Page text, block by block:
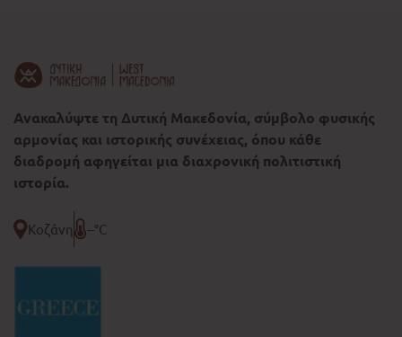
Ανακαλύψτε τη Δυτική Μακεδονία, σύμβολο φυσικής
αρμονίας και ιστορικής συνέχειας, όπου κάθε
διαδρομή αφηγείται μια διαχρονική πολιτιστική
ιστορία.
Κοζάνη --°C